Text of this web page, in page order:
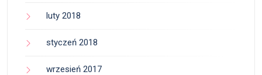
luty 2018
styczeń 2018
wrzesień 2017